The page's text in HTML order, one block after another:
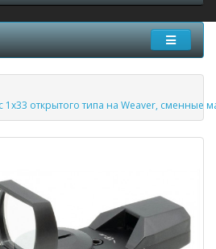
открытого типа на Weaver, сменные